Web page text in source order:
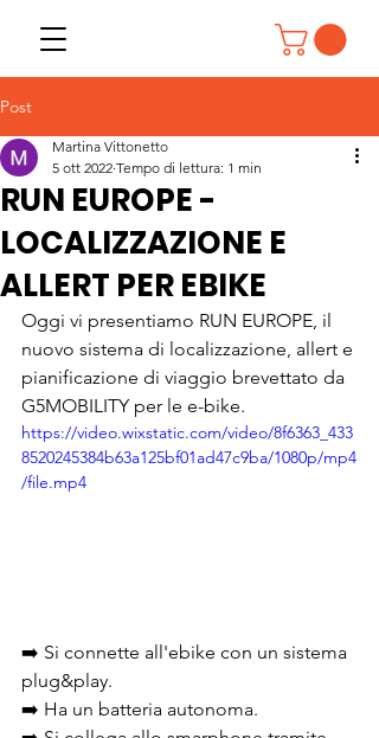
Post
RUN EUROPE -
LOCALIZZAZIONE E
ALLERT PER EBIKE
Martina Vittonetto
5 ott 2022 Tempo di lettura: 1 min
Oggi vi presentiamo RUN EUROPE, il
nuovo sistema di localizzazione, allert e
pianificazione di viaggio brevettato da
G5MOBILITY per le e-bike.
https://video.wixstatic.com/video/8f6363_433
8520245384b63a125bf01ad47c9ba/1080p/mp4
/file.mp4
➡️ Si connette all'ebike con un sistema
plug&play.
➡️ Ha un batteria autonoma.